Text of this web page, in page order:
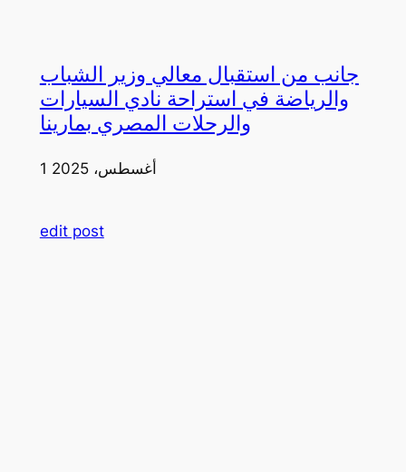
جانب من استقبال معالي وزير الشباب
والرياضة في استراحة نادي السيارات
والرحلات المصري بمارينا
1 أغسطس، 2025
edit post